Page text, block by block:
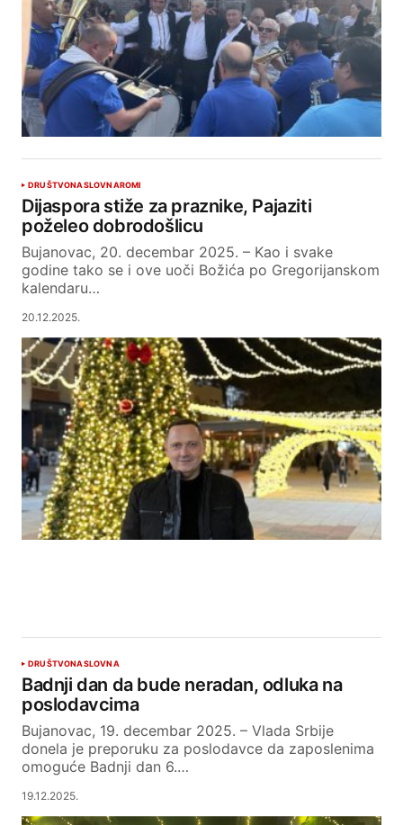
DRUŠTVONASLOVNAROMI
Dijaspora stiže za praznike, Pajaziti
poželeo dobrodošlicu
Bujanovac, 20. decembar 2025. – Kao i svake
godine tako se i ove uoči Božića po Gregorijanskom
kalendaru…
20.12.2025.
DRUŠTVONASLOVNA
Badnji dan da bude neradan, odluka na
poslodavcima
Bujanovac, 19. decembar 2025. – Vlada Srbije
donela je preporuku za poslodavce da zaposlenima
omoguće Badnji dan 6.…
19.12.2025.